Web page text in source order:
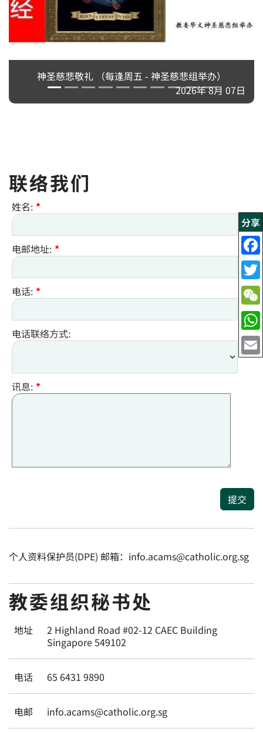
分享
神圣慈悲敬礼 （每逢周五 - 神圣慈悲组举办）
2026年 8月 07日
联络我们
姓名: *
电邮地址: *
电话: *
电话联络方式:
讯息: *
提交
个人资料保护员(DPE) 邮箱：info.acams@catholic.org.sg
教委组织秘书处
地址
2 Highland Road #02-12 CAEC Building
Singapore 549102
电话 65 6431 9890
电邮 info.acams@catholic.org.sg